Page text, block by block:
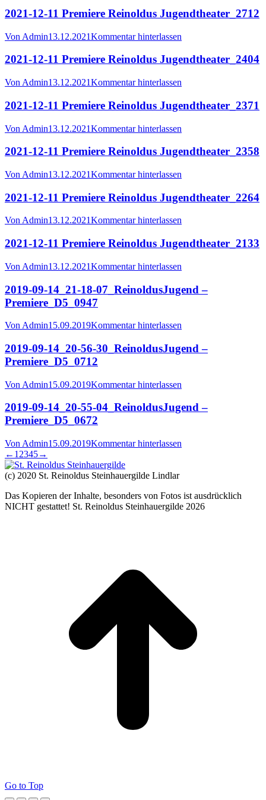
2021-12-11 Premiere Reinoldus Jugendtheater_2712
Von Admin13.12.2021Kommentar hinterlassen
2021-12-11 Premiere Reinoldus Jugendtheater_2404
Von Admin13.12.2021Kommentar hinterlassen
2021-12-11 Premiere Reinoldus Jugendtheater_2371
Von Admin13.12.2021Kommentar hinterlassen
2021-12-11 Premiere Reinoldus Jugendtheater_2358
Von Admin13.12.2021Kommentar hinterlassen
2021-12-11 Premiere Reinoldus Jugendtheater_2264
Von Admin13.12.2021Kommentar hinterlassen
2021-12-11 Premiere Reinoldus Jugendtheater_2133
Von Admin13.12.2021Kommentar hinterlassen
2019-09-14_21-18-07_ReinoldusJugend –
Premiere_D5_0947
Von Admin15.09.2019Kommentar hinterlassen
2019-09-14_20-56-30_ReinoldusJugend –
Premiere_D5_0712
Von Admin15.09.2019Kommentar hinterlassen
2019-09-14_20-55-04_ReinoldusJugend –
Premiere_D5_0672
Von Admin15.09.2019Kommentar hinterlassen
← 1 2345→
(c) 2020 St. Reinoldus Steinhauergilde Lindlar
Das Kopieren der Inhalte, besonders von Fotos ist ausdrücklich
NICHT gestattet! St. Reinoldus Steinhauergilde 2026
Go to Top